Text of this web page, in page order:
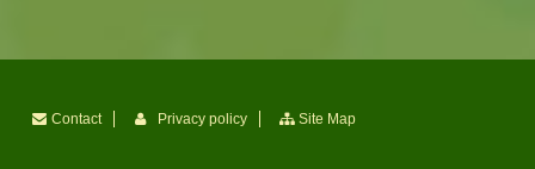
Contact Privacy policy Site Map